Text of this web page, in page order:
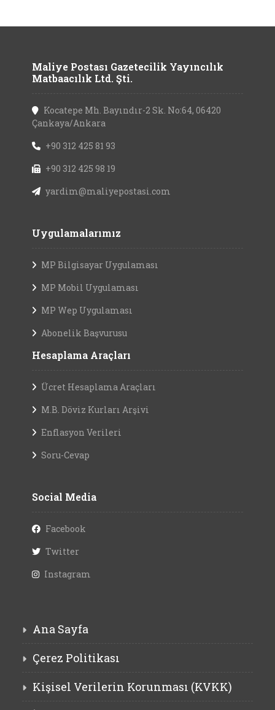
Maliye Postası Gazetecilik Yayıncılık
Matbaacılık Ltd. Şti.
Kocatepe Mh. Bayındır-2 Sk. No:64, 06420
Çankaya/Ankara
+90 312 425 81 93
+90 312 425 98 19
yardim@maliyepostasi.com
Uygulamalarımız
MP Bilgisayar Uygulaması
MP Mobil Uygulaması
MP Wep Uygulaması
Abonelik Başvurusu
Hesaplama Araçları
Ücret Hesaplama Araçları
M.B. Döviz Kurları Arşivi
Enflasyon Verileri
Soru-Cevap
Social Media
Facebook
Twitter
Instagram
Ana Sayfa
Çerez Politikası
Kişisel Verilerin Korunması (KVKK)